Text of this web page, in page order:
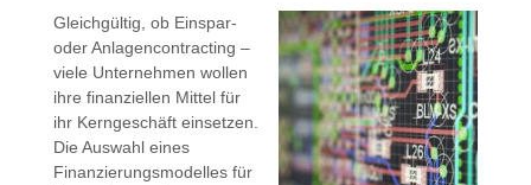
Gleichgültig, ob Einspar-
oder Anlagencontracting –
viele Unternehmen wollen
ihre finanziellen Mittel für
ihr Kerngeschäft einsetzen.
Die Auswahl eines
Finanzierungsmodelles für